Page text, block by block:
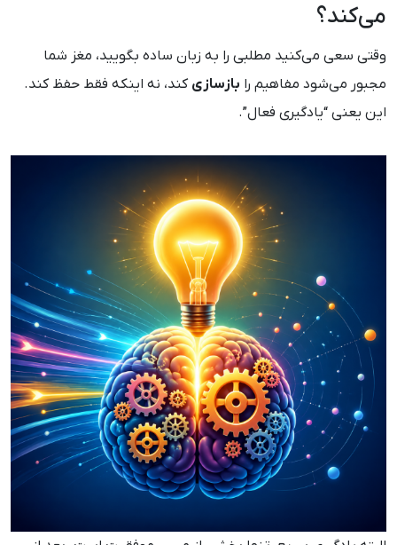
می‌کند؟
وقتی سعی می‌کنید مطلبی را به زبان ساده بگویید، مغز شما
مجبور می‌شود مفاهیم را بازسازی کند، نه اینکه فقط حفظ کند.
این یعنی “یادگیری فعال”.